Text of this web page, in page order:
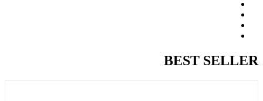
BEST SELLER